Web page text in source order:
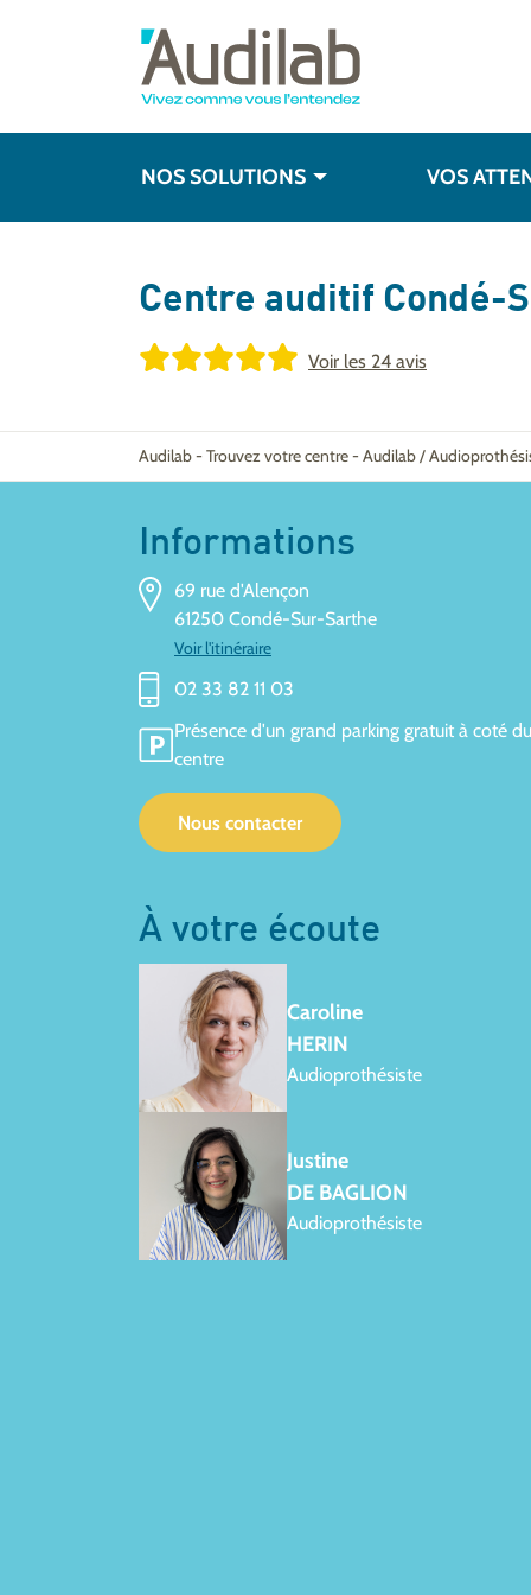
NOS SOLUTIONS VOS
Centre auditif Condé-
Voir les 24 avis
Audilab-Trouvez votre centre-Audilab /
Informations
69 rue d'Alençon
61250 Condé-Sur-Sarthe
Voir l'itinéraire
02 33 82 11 03
Présence d'un grand parking gratuit à coté du
centre
Nous contacter
À votre écoute
Caroline
HERIN
Audioprothésiste
Justine
DE BAGLION
Audioprothésiste